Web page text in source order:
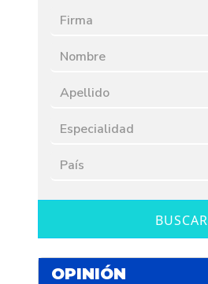
BUSCAR
OPINIÓN